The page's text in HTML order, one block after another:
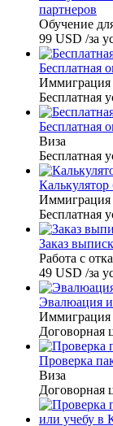
партнеров
Обучение
99 USD /за
Бесплатная
Иммиграция
Бесплатная
Бесплатная
Виза
Бесплатная
Иммиграция
Бесплатная
Заказ
Работа с
49 USD /за
Эвалюация
Иммиграция
Договорная
Проверка
Виза
Договорная